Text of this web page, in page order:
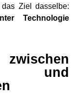
Ziel dasselbe:
Technologie
und